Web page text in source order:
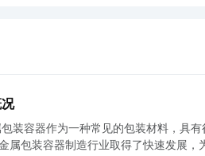
属包装容器制造行业取得了快速发展